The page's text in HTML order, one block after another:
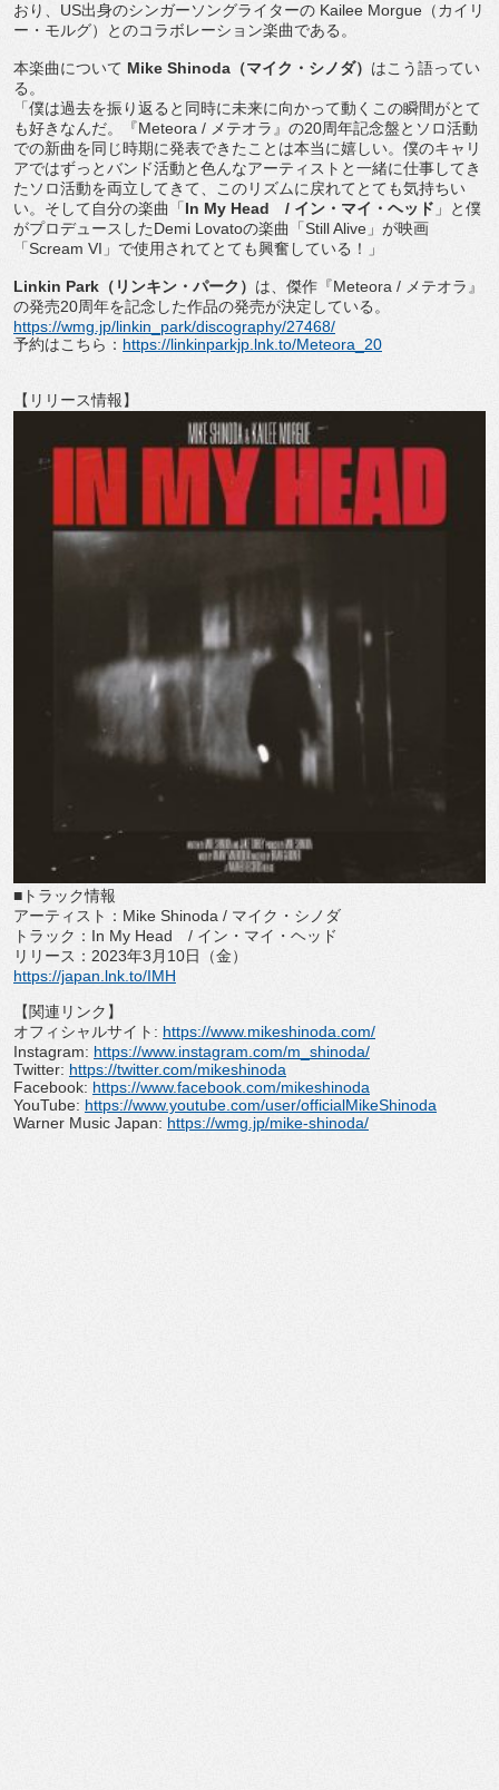
おり、 US出身のシンガーソングライターの Kailee Morgue （カイリ
ー・モルグ）
とのコラボレーション楽曲である。
本楽曲について Mike Shinoda （マイク・シノダ） はこう語ってい
る。
「僕は過去を振り返ると同時に未来に向かって動くこの瞬間がとて
も好きなんだ。『Meteora / メテオラ』の20周年記念盤とソロ活動
での新曲を同じ時期に発表できたことは本当に嬉しい。 僕のキャリ
アではずっとバンド活動と色んなアーティストと一緒に仕事してき
たソロ活動を両立してきて、
このリズムに戻れてとても気持ちい
い。そして自分の楽曲「In My Head / イン・マイ・ヘッド 」と僕
がプロデュースしたDemi Lovatoの楽曲「Still Alive 」が映画
「Scream VI 」で使用されてとても興奮している！」
Linkin Park （リンキン・パーク） は、傑作『Meteora / メテオラ』
の発売20周年を記念した作品の発売が決定している。
https://wmg.jp/linkin_park/discography/27468/
予約はこちら： https://linkinparkjp. lnk.to/Meteora_20
【リリース情報】
■トラック情報
アーティスト： Mike Shinoda / マイク・シノダ
トラック： In My Head / イン・マイ・ヘッド
リリース： 2023年3 月 10日（金）
https://japan.lnk.to/IMH
【関連リンク】
オフィシャルサイト : https://www. mikeshinoda.com/
Instagram: https://www. instagram.com/m_shinoda/
Twitter: https://twitter.com/mikeshinoda
Facebook: https://www.facebook.com/mikeshinoda
YouTube: https://www.youtube. com/user/officialMikeShinoda
Warner Music Japan: https://wmg.jp/mike-shinoda/